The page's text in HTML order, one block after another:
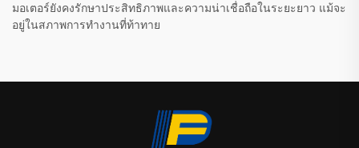
มอเตอร์ยังคงรักษาประสิทธิภาพและความน่าเชื่อถือในระยะยาว แม้จะ
อยู่ในสภาพการทำงานที่ท้าทาย